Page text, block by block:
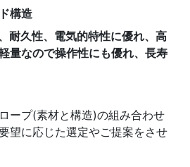
構造
耐久性、電気的特性に優れ、高
量なので操作性にも優れ、長寿
ープ(素材と構造)の組み合わせ
望に応じた選定やご提案をさせ